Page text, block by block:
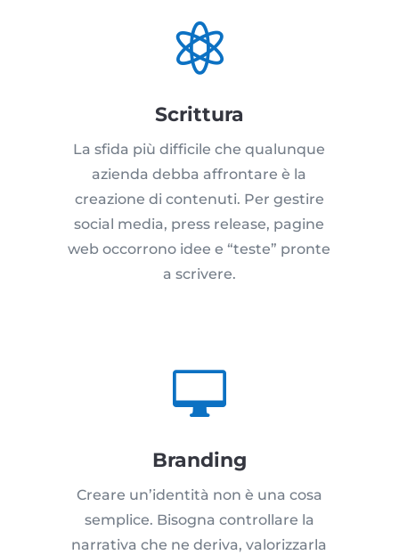

Scrittura
La sfida più difficile che qualunque
azienda debba affrontare è la
creazione di contenuti. Per gestire
social media, press release, pagine
web occorrono idee e “teste” pronte
a scrivere.

Branding
Creare un’identità non è una cosa
semplice. Bisogna controllare la
narrativa che ne deriva, valorizzarla